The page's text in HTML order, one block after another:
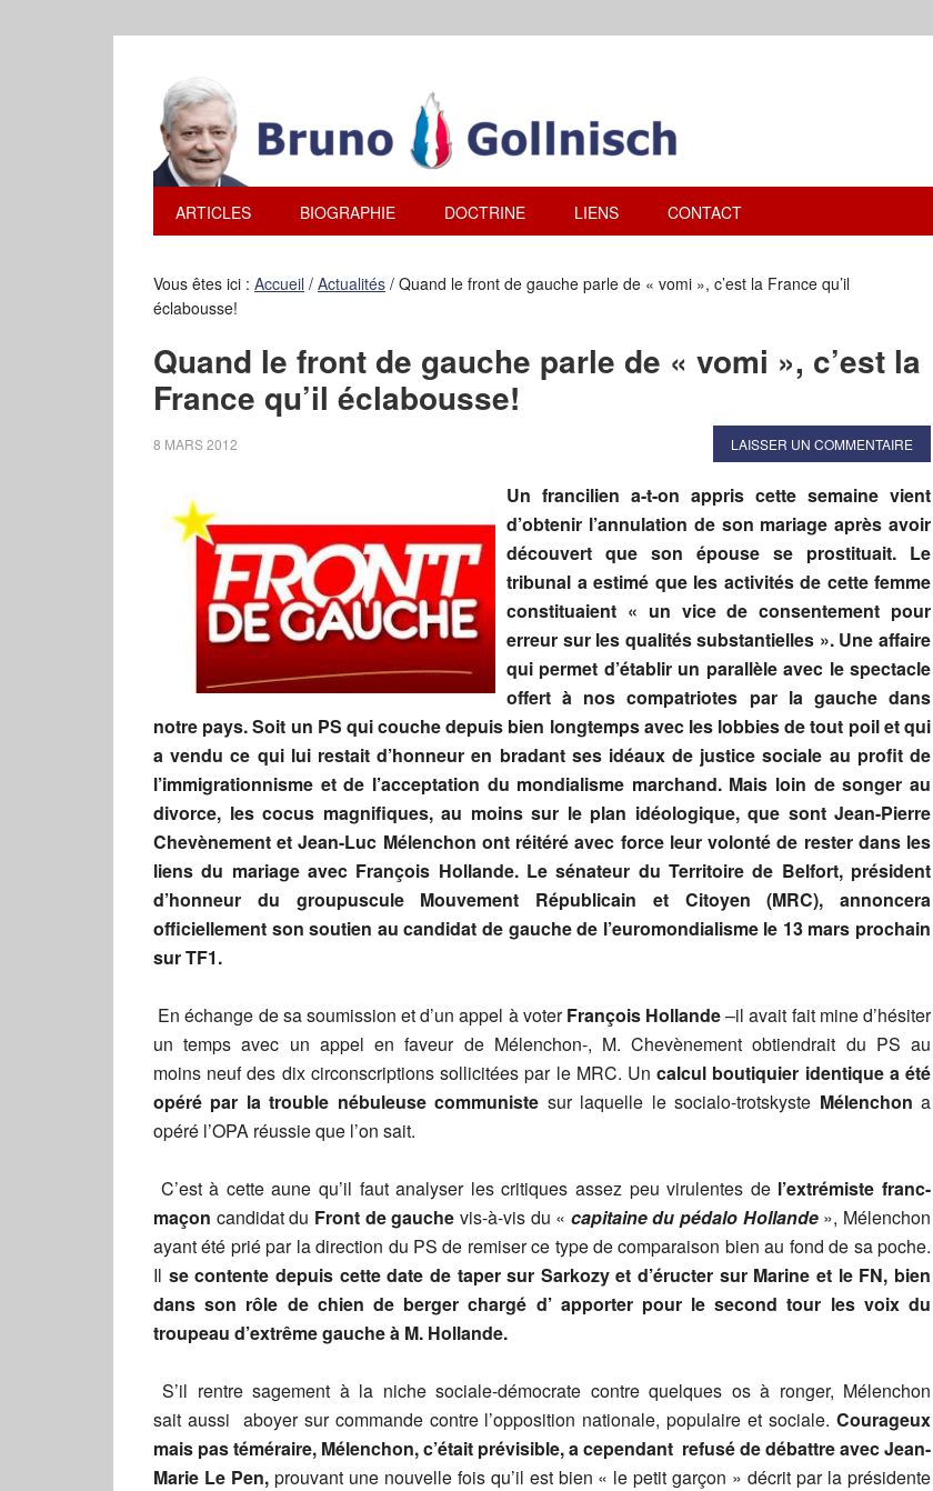
ARTICLES BIOGRAPHIE DOCTRINE LIENS CONTACT
Vous êtes ici : Accueil / Actualités / Quand le front de gauche parle de « vomi », c’est la France qu’il
éclabousse!
Quand le front de gauche parle de « vomi », c’est la
France qu’il éclabousse!
8 MARS 2012 LAISSER UN COMMENTAIRE
Un francilien a-t-on appris cette semaine vient
d’obtenir l’annulation de son mariage après avoir
découvert que son épouse se prostituait. Le
tribunal a estimé que les activités de cette femme
constituaient « un vice de consentement pour
erreur sur les qualités substantielles ». Une affaire
qui permet d’établir un parallèle avec le spectacle
offert à nos compatriotes par la gauche dans
notre pays. Soit un PS qui couche depuis bien longtemps avec les lobbies de tout poil et qui
a vendu ce qui lui restait d’honneur en bradant ses idéaux de justice sociale au profit de
l’immigrationnisme et de l’acceptation du mondialisme marchand. Mais loin de songer au
divorce, les cocus magnifiques, au moins sur le plan idéologique, que sont Jean-Pierre
Chevènement et Jean-Luc Mélenchon ont réitéré avec force leur volonté de rester dans les
liens du mariage avec François Hollande. Le sénateur du Territoire de Belfort, président
d’honneur du groupuscule Mouvement Républicain et Citoyen (MRC), annoncera
officiellement son soutien au candidat de gauche de l’euromondialisme le 13 mars prochain
sur TF1.
En échange de sa soumission et d’un appel à voterFrançois Hollande–il avait fait mine d’hésiter
un temps avec un appel en faveur de Mélenchon-, M. Chevènement obtiendrait du PS au
moins neuf des dix circonscriptions sollicitées par le MRC. Uncalcul boutiquier identique a été
opéré par la trouble nébuleuse communiste sur laquelle le socialo-trotskyste Mélenchon a
opéré l’OPA réussie que l’on sait.
C’est à cette aune qu’il faut analyser les critiques assez peu virulentes de l’extrémiste franc-
maçon candidat du Front de gauche vis-à-vis du « capitaine du pédalo Hollande», Mélenchon
ayant été prié par la direction du PS de remiser ce type de comparaison bien au fond de sa poche.
Il se contente depuis cette date de taper sur Sarkozy et d’éructer sur Marine et le FN, bien
dans son rôle de chien de berger chargé d’ apporter pour le second tour les voix du
troupeau d’extrême gauche à M. Hollande.
S’il rentre sagement à la niche sociale-démocrate contre quelques os à ronger, Mélenchon
sait aussi aboyer sur commande contre l’opposition nationale, populaire et sociale. Courageux
mais pas téméraire, Mélenchon, c’était prévisible, a cependant refusé de débattre avec Jean-
Marie Le Pen,prouvant une nouvelle fois qu’il est bien « le petit garçon » décrit par la présidente